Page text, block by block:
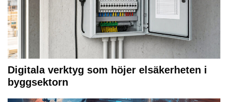
Digitala verktyg som höjer elsäkerheten i
byggsektorn